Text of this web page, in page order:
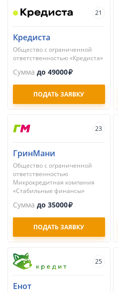
21
Кредиста
Общество с ограниченной
ответственностью «Кредиста»
Сумма до 49000
ПОДАТЬ ЗАЯВКУ
23
ГринМани
Общество с ограниченной
ответственностью
Микрокредитная компания
«Стабильные финансы»
Сумма до 35000
ПОДАТЬ ЗАЯВКУ
25
Енот